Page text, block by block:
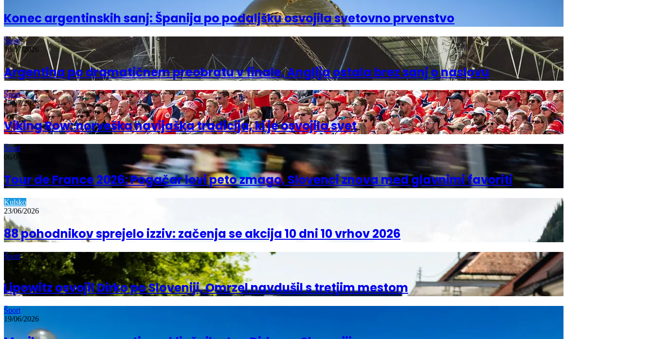
Konec argentinskih sanj: Španija po podaljšku osvojila svetovno prvenstvo
Šport
16/07/2026
Argentina po dramatičnem preobratu v finale, Anglija ostala brez sanj o naslovu
Šport
15/07/2026
Viking Row: norveška navijaška tradicija, ki je osvojila svet
Šport
06/07/2026
Tour de France 2026: Pogačar lovi peto zmago, Slovenci znova med glavnimi favoriti
Kulsko
23/06/2026
88 pohodnikov sprejelo izziv: začenja se akcija 10 dni 10 vrhov 2026
Šport
22/06/2026
Lipowitz osvojil Dirko po Sloveniji, Omrzel navdušil s tretjim mestom
Šport
19/06/2026